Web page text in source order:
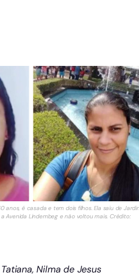
anos, é casada e tem dois filhos. Ela saiu de
Avenida Lindembeg e não voltou mais. Crédito:
Nilma de Jesus